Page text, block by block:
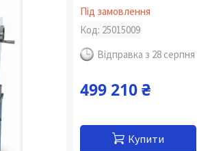
Під замовлення
Код: 25015009
Відправка з 28 серпня
499 210 ₴
Купити